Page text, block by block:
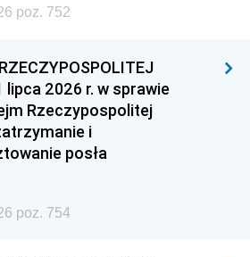
poz. 752
lipca 2026 r. w sprawie
Rzeczypospolitej
i
posła
poz. 754